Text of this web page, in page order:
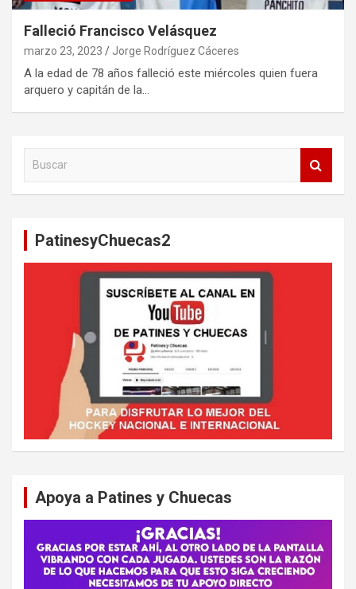
Falleció Francisco Velásquez
marzo 23, 2023 Jorge Rodríguez Cáceres
A la edad de 78 años falleció este miércoles quien fuera
arquero y capitán de la…
PatinesyChuecas2
Apoya a Patines y Chuecas